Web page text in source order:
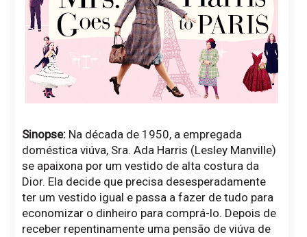
Sinopse: Na década de 1950, a empregada
doméstica viúva, Sra. Ada Harris (Lesley Manville)
se apaixona por um vestido de alta costura da
Dior. Ela decide que precisa desesperadamente
ter um vestido igual e passa a fazer de tudo para
economizar o dinheiro para comprá-lo. Depois de
receber repentinamente uma pensão de viúva de